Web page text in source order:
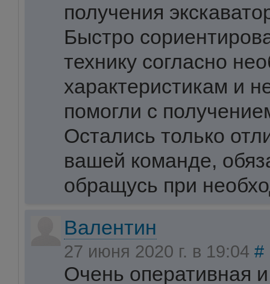
получения
Быстро
технику согласно
характеристикам и
помогли с
Остались только
вашей команде,
обращусь при
Валентин
27 июня 2020 г. в 19:04 #
Очень оперативная